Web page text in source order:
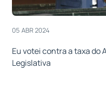
05 ABR 2024
Eu votei contra a taxa do
Legislativa